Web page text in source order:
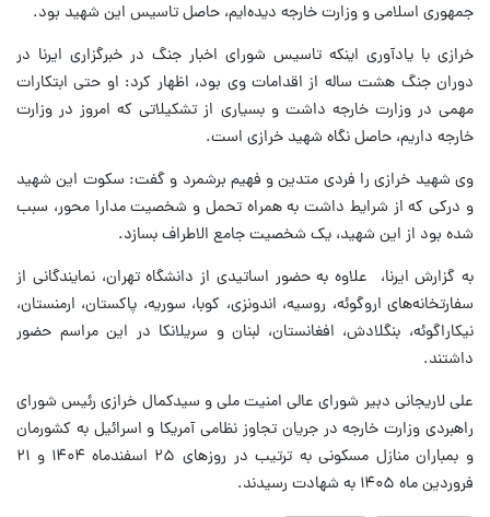
جمهوری اسلامی و وزارت خارجه دیده‌ایم، حاصل تاسیس‌ این شهید بود.
خرازی با یادآوری اینکه تاسیس شورای اخبار جنگ در خبرگزاری ایرنا در
دوران جنگ هشت ساله از اقدامات وی بود، اظهار کرد: او حتی ابتکارات
مهمی در وزارت خارجه داشت و بسیاری از تشکیلاتی که امروز در وزارت
خارجه داریم، حاصل نگاه شهید خرازی است.
وی شهید خرازی را فردی متدین و فهیم برشمرد و گفت: سکوت این شهید
و درکی که از شرایط داشت به همراه تحمل و شخصیت مدارا محور، سبب
شده بود از این شهید، یک شخصیت جامع الاطراف بسازد.
به گزارش ایرنا، ‌ علاوه به حضور اساتیدی از دانشگاه تهران، نمایندگانی از
سفارتخانه‌های اروگوئه، روسیه، اندونزی، کوبا، سوریه، پاکستان، ارمنستان،
نیکاراگوئه، بنگلادش، افغانستان، لبنان و سریلانکا در این مراسم حضور
داشتند.
علی لاریجانی دبیر شورای عالی امنیت ملی و سیدکمال خرازی رئیس شورای
راهبردی وزارت خارجه در جریان تجاوز نظامی آمریکا و اسرائیل به کشورمان
و بمباران منازل مسکونی به ترتیب در روزهای ۲۵ اسفندماه ۱۴۰۴ و ۲۱
فروردین ماه ۱۴۰۵ به شهادت رسیدند.